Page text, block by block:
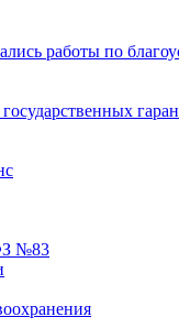
работы по
№83